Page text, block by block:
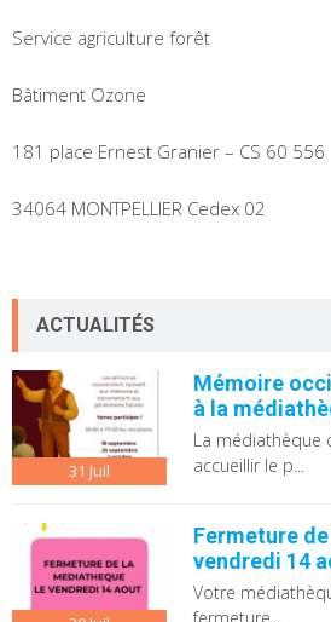
Service agriculture forêt
Bâtiment Ozone
181 place Ernest Granier – CS 60 556
34064 MONTPELLIER Cedex 02
ACTUALITÉS
31 Juil
Mémoire
à la
La médiathèque
accueillir le p...
Fermeture
vendredi 14
Votre